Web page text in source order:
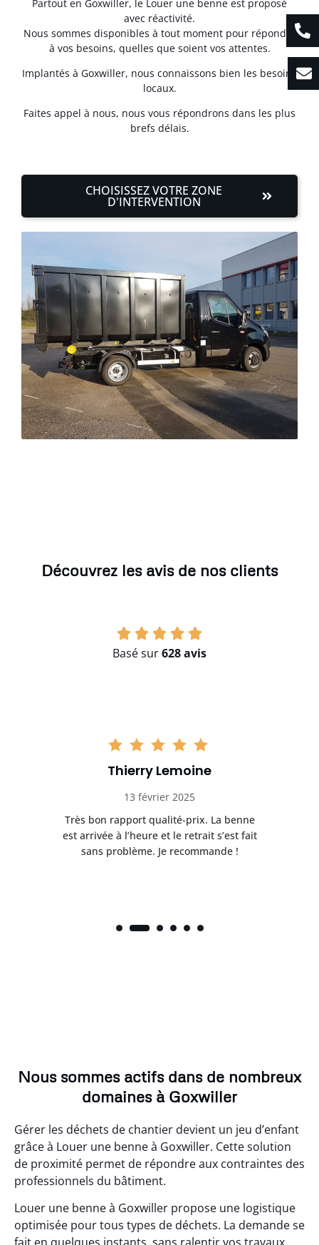
Partout en Goxwiller, le Louer une benne est proposé
avec réactivité.
Nous sommes disponibles à tout moment pour répondre
à vos besoins, quelles que soient vos attentes.
Implantés à Goxwiller, nous connaissons bien les besoins
locaux.
Faites appel à nous, nous vous répondrons dans les plus
brefs délais.
CHOISISSEZ VOTRE ZONE
D'INTERVENTION
Découvrez les avis de nos clients
Basé sur628 avis
Thierry Lemoine
13 février 2025
Très bon rapport qualité-prix. La benne
est arrivée à l’heure et le retrait s’est fait
sans problème. Je recommande !
Nous sommes actifs dans de nombreux
domaines à Goxwiller
Gérer les déchets de chantier devient un jeu d’enfant
grâce à Louer une benne à Goxwiller. Cette solution
de proximité permet de répondre aux contraintes des
professionnels du bâtiment.
Louer une benne à Goxwiller propose une logistique
optimisée pour tous types de déchets. La demande se